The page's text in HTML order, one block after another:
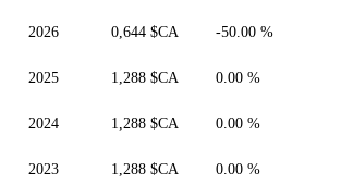
2026 0,644 $CA -50.00 %
2025 1,288 $CA 0.00 %
2024 1,288 $CA 0.00 %
2023 1,288 $CA 0.00 %